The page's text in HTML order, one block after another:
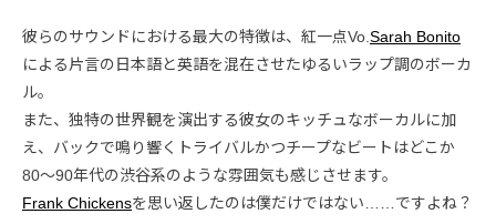
彼らのサウンドにおける最大の特徴は、紅一点Vo. Sarah Bonito
による片言の日本語と英語を混在させたゆるいラップ調のボーカ
ル。
また、独特の世界観を演出する彼女のキッチュなボーカルに加
え、バックで鳴り響くトライバルかつチープなビートはどこか
80〜90年代の渋谷系のような雰囲気も感じさせます。
Frank Chickensを思い返したのは僕だけではない……ですよね？